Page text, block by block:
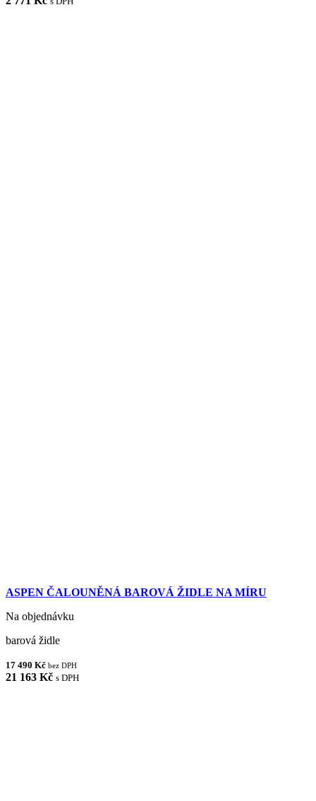
ASPEN ČALOUNĚNÁ BAROVÁ ŽIDLE NA MÍRU
Na objednávku
barová židle
17 490 Kč bez DPH
21 163 Kč s DPH